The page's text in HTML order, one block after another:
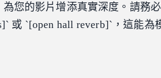
您的影片增添真實深度。請務
或 `[open hall reverb]`，這能為